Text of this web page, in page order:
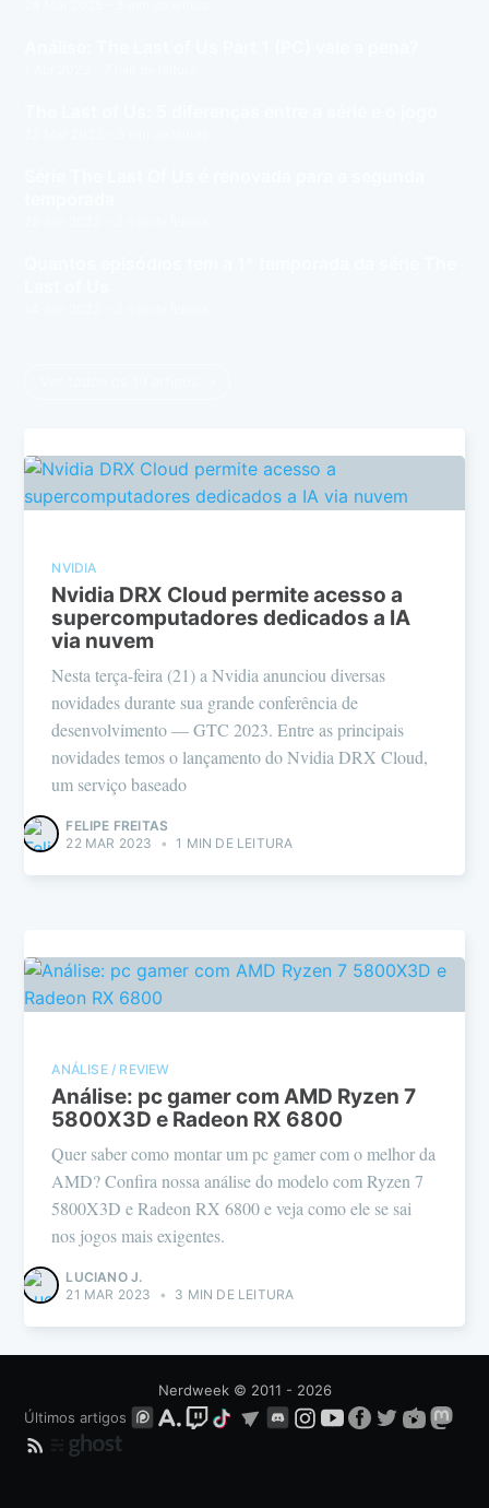
NVIDIA
Nvidia DRX Cloud permite acesso a
supercomputadores dedicados a IA
via nuvem
Nesta terça-feira (21) a Nvidia anunciou diversas
novidades durante sua grande conferência de
desenvolvimento — GTC 2023. Entre as principais
novidades temos o lançamento do Nvidia DRX Cloud,
um serviço baseado
FELIPE FREITAS
22 MAR 2023
• 1 MIN DE LEITURA
ANÁLISE / REVIEW
Análise: pc gamer com AMD Ryzen 7
5800X3D e Radeon RX 6800
Quer saber como montar um pc gamer com o melhor da
AMD? Confira nossa análise do modelo com Ryzen 7
5800X3D e Radeon RX 6800 e veja como ele se sai
nos jogos mais exigentes.
LUCIANO J.
21 MAR 2023
• 3 MIN DE LEITURA
Nerdweek© 2011 - 2026
Últimos artigos